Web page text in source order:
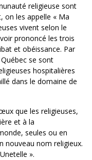
religieuse sont
on les appelle « Ma
vivent selon le
prononcé les trois
et obéissance. Par
se sont
hospitalières
dans le domaine de
que les religieuses,
et à la
seules ou en
nouveau nom religieux.
».